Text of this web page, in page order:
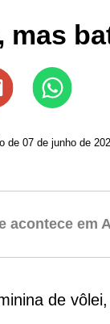
mas
de 07 de junho de
acontece em
de